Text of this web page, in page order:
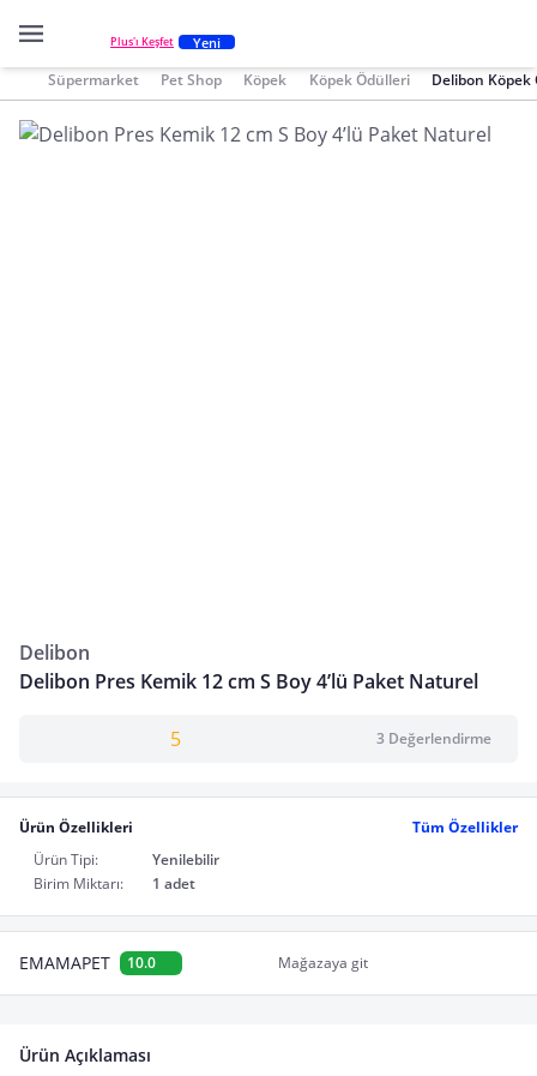
Plus'ı Keşfet Yeni
Süpermarket Pet Shop Köpek Köpek Ödülleri Delibon Köpek
Delibon
Delibon Pres Kemik 12 cm S Boy 4’lü Paket Naturel
5 3 Değerlendirme
Ürün Özellikleri
Tüm Özellikler
Ürün Tipi:
Yenilebilir
Birim Miktarı:
1 adet
EMAMAPET 10.0 Mağazaya git
Ürün Açıklaması